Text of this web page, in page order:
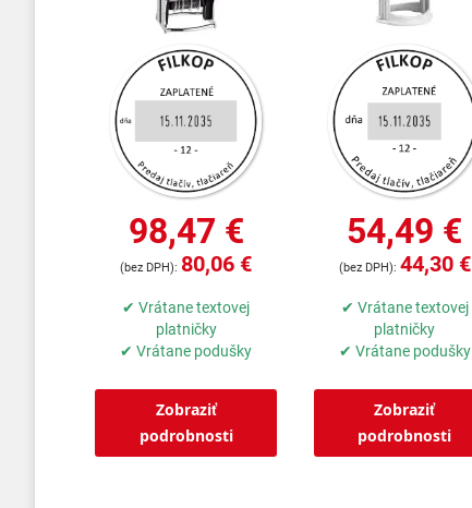
98,47 €
80,06 €
✔ Vrátane textovej
platničky
✔ Vrátane podušky
Zobraziť
podrobnosti
54,49 €
44,30 €
✔ Vrátane textovej
platničky
✔ Vrátane podušky
Zobraziť
podrobnosti